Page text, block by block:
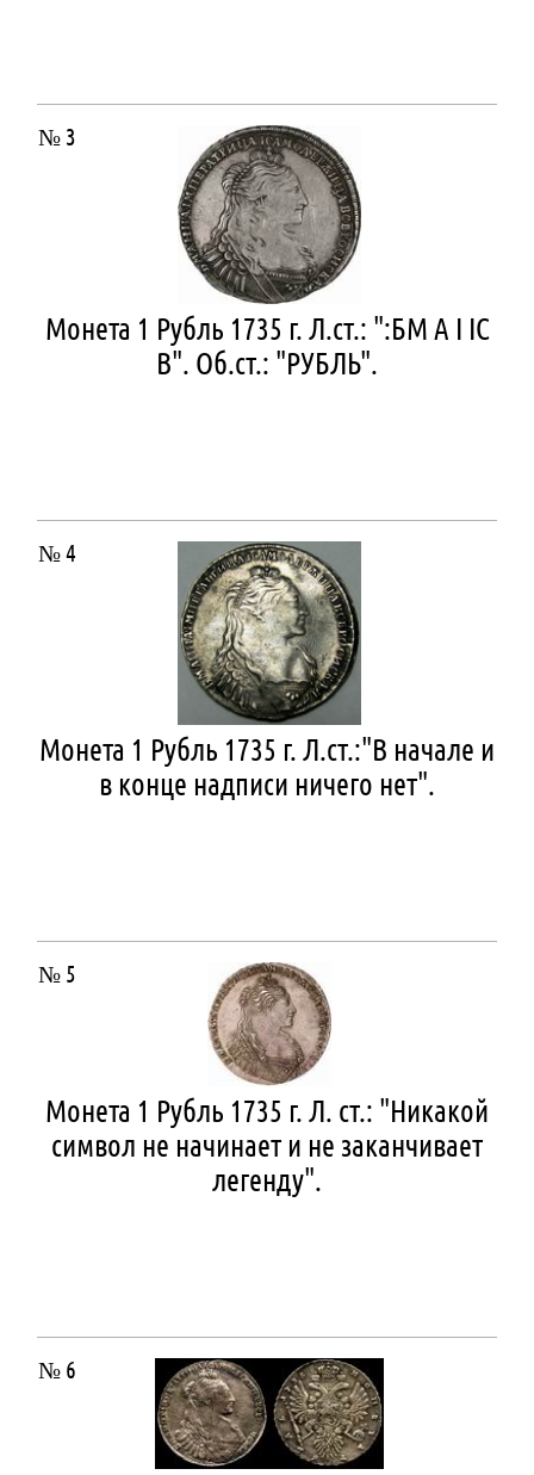
№ 3
Монета 1 Рубль 1735 г. Л.ст.: ":БМ А I IС
В". Об.ст.: "РУБЛЬ".
№ 4
Монета 1 Рубль 1735 г. Л.ст.:"В начале и
в конце надписи ничего нет".
№ 5
Монета 1 Рубль 1735 г. Л. ст.: "Никакой
символ не начинает и не заканчивает
легенду".
№ 6